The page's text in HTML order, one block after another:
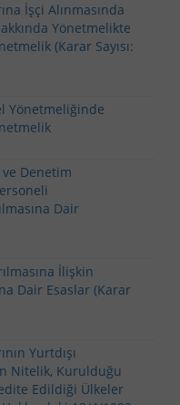
İşçi Alınmasında
Yönetmelikte
(Karar Sayısı:
Yönetmeliğinde
Denetim
Dair
İlişkin
Dair Esaslar (Karar
Yurtdışı
Nitelik, Kurulduğu
Edildiği Ülkeler